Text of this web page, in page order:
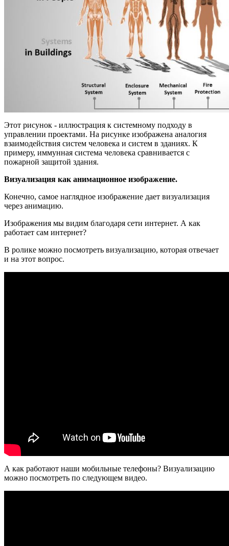
Этот рисунок - иллюстрация к системному подходу в
управлении проектами. На рисунке изображена аналогия
взаимодействия систем человека и систем в зданиях. К
примеру, иммунная система человека сравнивается с
пожарной защитой здания.
Визуализация как анимационное изображение.
Конечно, самое наглядное изображение дает визуализация
через анимацию.
Изображения мы видим благодаря сети интернет. А как
работает сам интернет?
В ролике можно посмотреть визуализацию, которая отвечает
и на этот вопрос.
А как работают наши мобильные телефоны? Визуализацию
можно посмотреть по следующем видео.